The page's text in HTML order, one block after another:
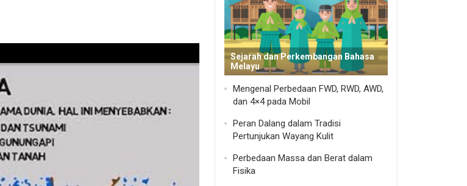
Sejarah dan Perkembangan Bahasa
Melayu
Mengenal Perbedaan FWD, RWD, AWD,
dan 4×4 pada Mobil
Peran Dalang dalam Tradisi
Pertunjukan Wayang Kulit
Perbedaan Massa dan Berat dalam
Fisika